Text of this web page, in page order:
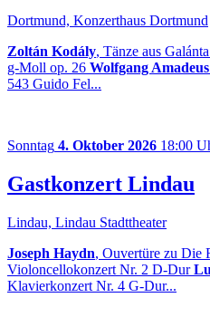
Dortmund, Konzerthaus Dortmund
Zoltán Kodály, Tänze aus Galánta
g-Moll op. 26 Wolfgang
543 Guido Fel...
Sonntag 4. Oktober 2026 18:00
Gastkonzert Lindau
Lindau, Lindau Stadttheater
Joseph Haydn, Ouvertüre zu Die
Violoncellokonzert Nr. 2 D-Dur
Klavierkonzert Nr. 4 G-Dur...